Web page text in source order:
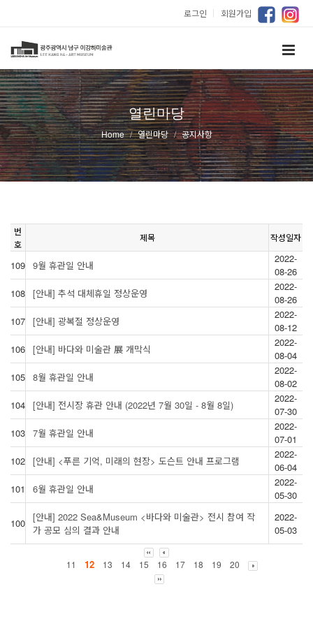
로그인 ｜ 회원가입
열린마당
Home 열린마당 공지사항
번
호
제목 작성일자
109 9월 휴관일 안내
2022-
08-26
108 [안내] 추석 대체휴일 정상운영
2022-
08-26
107 [안내] 광복절 정상운영
2022-
08-12
106 [안내] 바다와 미술관 展 개막식
2022-
08-04
105 8월 휴관일 안내
2022-
08-02
104 [안내] 전시장 휴관 안내 (2022년 7월 30일 - 8월 8일)
2022-
07-30
103 7월 휴관일 안내
2022-
07-01
102 [안내] <푸른 기억, 미래의 현장> 도슨트 안내 프로그램
2022-
06-04
101
6월 휴관일 안내
2022-
05-30
100 [안내] 2022 Sea&Museum <바다와 미술관> 전시 참여 작
가 공모 심의 결과 안내
2022-
05-03
11 12 13 14 15 16 17 18 19 20